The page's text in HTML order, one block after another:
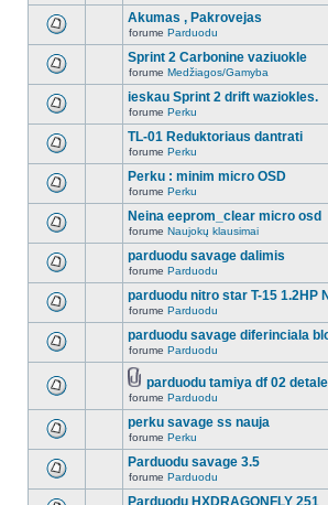
Akumas , Pakrovejas
forume Parduodu
Sprint 2 Carbonine vaziuokle
forume Medžiagos/Gamyba
ieskau Sprint 2 drift waziokles.
forume Perku
TL-01 Reduktoriaus dantrati
forume Perku
Perku : minim micro OSD
forume Perku
Neina eeprom_clear micro osd
forume Naujokų klausimai
parduodu savage dalimis
forume Parduodu
parduodu nitro star T-15 1.2HP
forume Parduodu
parduodu savage diferinciala
forume Parduodu
parduodu tamiya df 02
forume Parduodu
perku savage ss nauja
forume Perku
Parduodu savage 3.5
forume Parduodu
Parduodu HXDRAGONFLY 251